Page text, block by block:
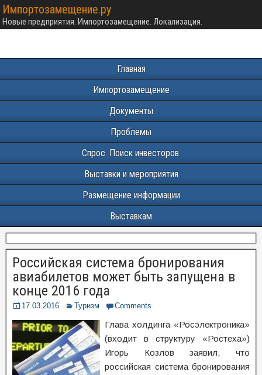
Импортозамещение.ру
Новые предприятия. Импортозамещение. Локализация.
Главная
Импортозамещение
Документы
Проблемы
Спрос. Поиск инвесторов.
Выставки и мероприятия
Размещение информации
Выставкам
Российская система бронирования
авиабилетов может быть запущена в
конце 2016 года
17.03.2016 Туризм Comments
Глава холдинга «Росэлектроника»
(входит в структуру «Ростеха»)
Игорь Козлов заявил, что
российская система бронирования